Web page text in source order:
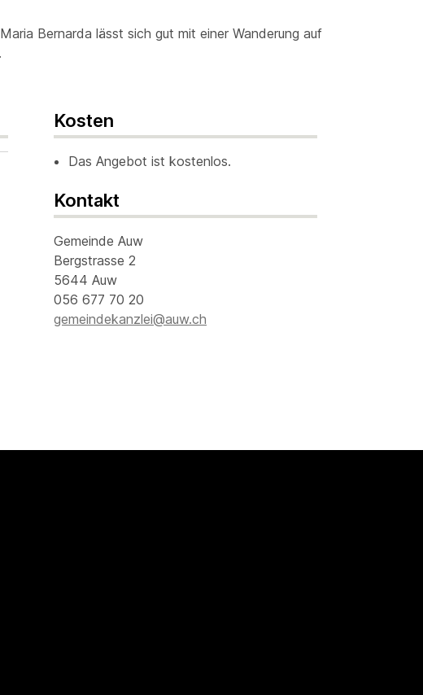
Bernarda lässt sich gut mit einer Wanderung auf
Kosten
Das Angebot ist kostenlos.
Kontakt
Gemeinde Auw
Bergstrasse 2
5644 Auw
056 677 70 20
gemeindekanzlei@auw.ch